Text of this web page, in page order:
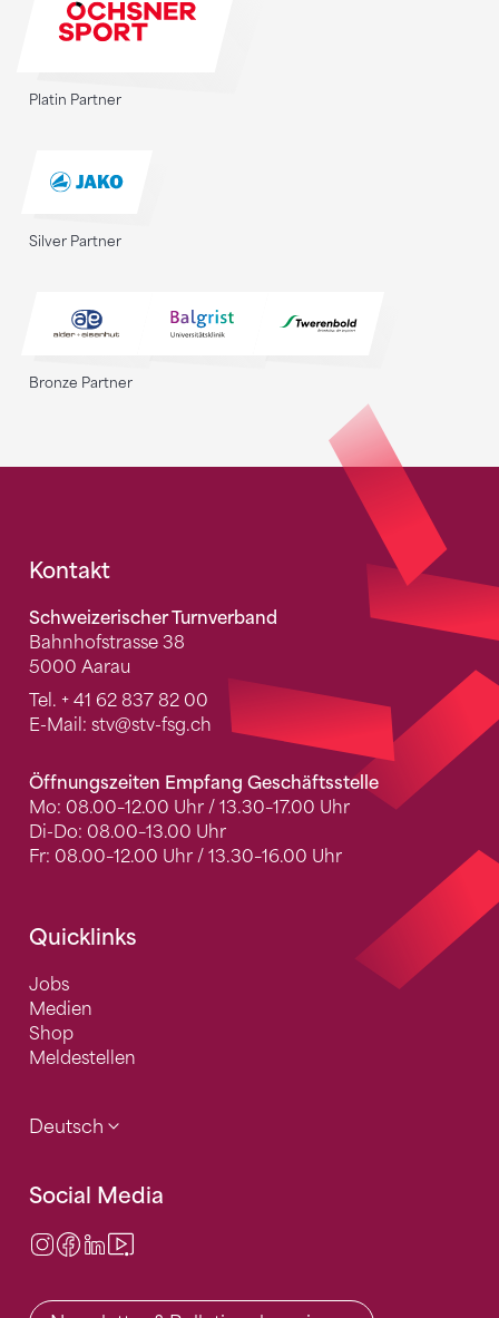
Platin Partner
Silver Partner
Bronze Partner
Fusszeile
Kontakt
Schweizerischer Turnverband
Bahnhofstrasse 38
5000 Aarau
Tel. + 41 62 837 82 00
E-Mail: stv@stv-fsg.ch
Öffnungszeiten Empfang Geschäftsstelle
Mo: 08.00–12.00 Uhr / 13.30–17.00 Uhr
Di-Do: 08.00–13.00 Uhr
Fr: 08.00–12.00 Uhr / 13.30–16.00 Uhr
Quicklinks
Jobs
Medien
Shop
Meldestellen
Deutsch
Social Media
Instagram
Facebook
LinkedIn